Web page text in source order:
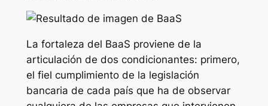
La fortaleza del BaaS proviene de la
articulación de dos condicionantes: primero,
el fiel cumplimiento de la legislación
bancaria de cada país que ha de observar